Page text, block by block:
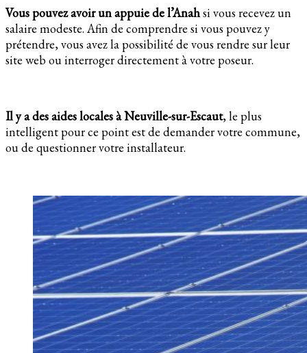
Vous pouvez avoir un appuie de l’Anahsi vous recevez un
salaire modeste. Afin de comprendre si vous pouvez y
prétendre, vous avez la possibilité de vous rendre sur leur
site web ou interroger directement à votre poseur.
Il y a des aides locales à Neuville-sur-Escaut, le plus
intelligent pour ce point est de demander votre commune,
ou de questionner votre installateur.